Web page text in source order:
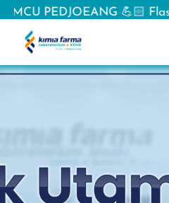
PEDJOEANG 💪🏻 Flash